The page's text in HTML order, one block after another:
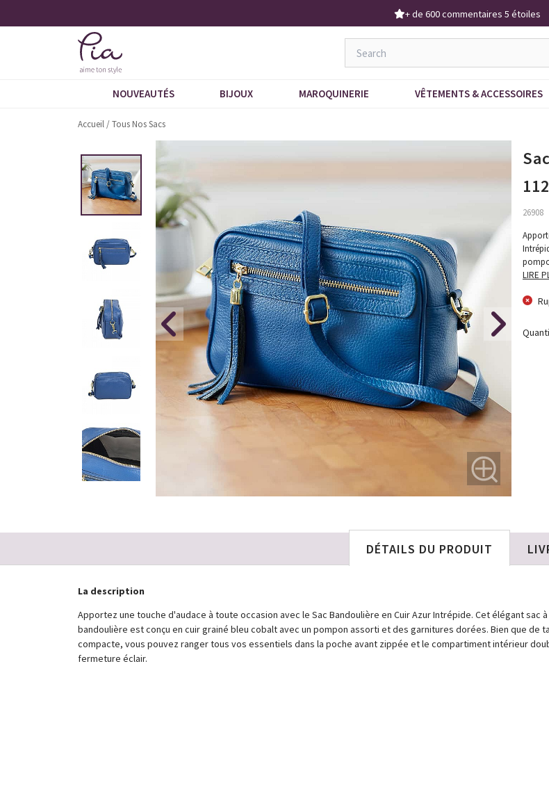
Demandez notre dernier catalogue
NOUVEAUTÉS BIJOUX MAROQUINERIE VÊTEMENTS & ACCESSOIRES
Accueil/Tous Nos Sacs
26908
LIRE
DÉTAILS DU PRODUIT
La description
Apportez une touche d'audace à toute occasion avec le Sac Bandoulière en Cuir Azur Intrépide. Cet élégant sac à
bandoulière est conçu en cuir grainé bleu cobalt avec un pompon assorti et des garnitures dorées. Bien que de
compacte, vous pouvez ranger tous vos essentiels dans la poche avant zippée et le compartiment intérieur
fermeture éclair.